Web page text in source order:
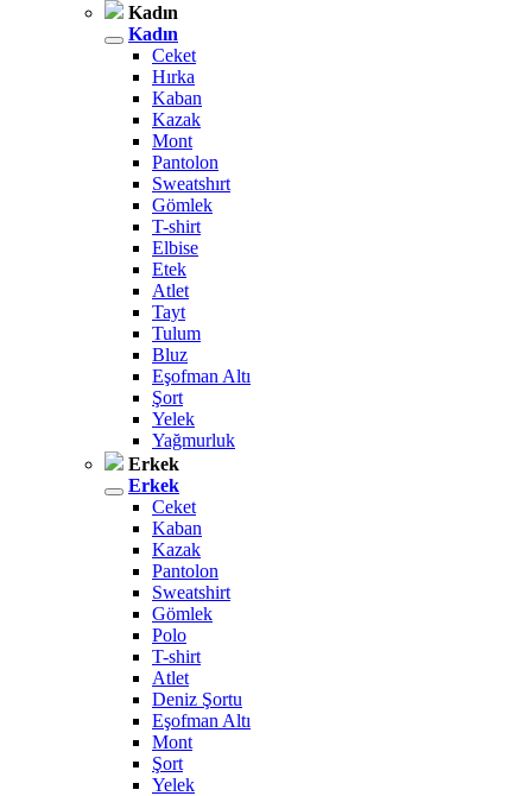
Kadın
Kadın
Ceket
Hırka
Kaban
Kazak
Mont
Pantolon
Sweatshırt
Gömlek
T-shirt
Elbise
Etek
Atlet
Tayt
Tulum
Bluz
Eşofman Altı
Şort
Yelek
Yağmurluk
Erkek
Erkek
Ceket
Kaban
Kazak
Pantolon
Sweatshirt
Gömlek
Polo
T-shirt
Atlet
Deniz Şortu
Eşofman Altı
Mont
Şort
Yelek